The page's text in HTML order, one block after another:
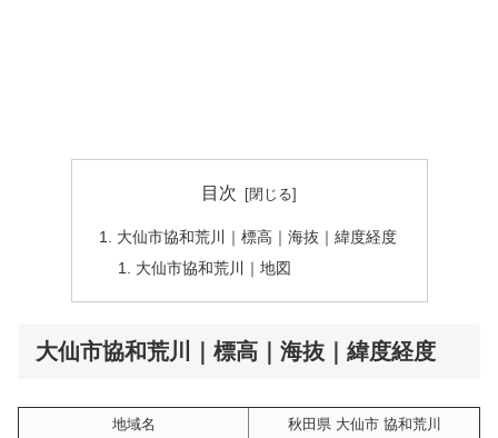
目次
大仙市協和荒川｜標高｜海抜｜緯度経度
大仙市協和荒川｜地図
大仙市協和荒川｜標高｜海抜｜緯度経度
地域名
秋田県 大仙市 協和荒川